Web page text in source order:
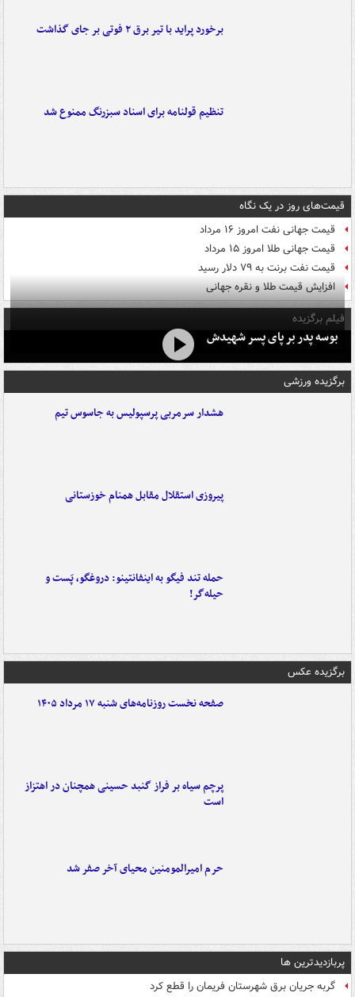
برخورد پراید با تیر برق ۲ فوتی بر جای گذاشت
تنظیم قولنامه برای اسناد سبزرنگ ممنوع شد
قیمت‌های روز در یک نگاه
قیمت جهانی نفت امروز ۱۶ مرداد
قیمت جهانی طلا امروز ۱۵ مرداد
قیمت نفت برنت به ۷۹ دلار رسید
افزایش قیمت طلا و نقره جهانی
فیلم برگزیده
بوسه‌ پدر بر پای پسر شهیدش
برگزیده ورزشی
هشدار سرمربی پرسپولیس به جاسوس تیم
پیروزی استقلال مقابل همنام خوزستانی
حمله تند فیگو به اینفانتینو: دروغگو، پَست‌ و
حیله‌گر!
برگزیده عکس
صفحه نخست روزنامه‌های شنبه ۱۷ مرداد ۱۴۰۵
پرچم سیاه بر فراز گنبد حسینی همچنان در اهتزاز
است
حرم امیرالمومنین محیای آخر صفر شد
پربازدیدترین ها
گربه جریان برق شهرستان فریمان را قطع کرد